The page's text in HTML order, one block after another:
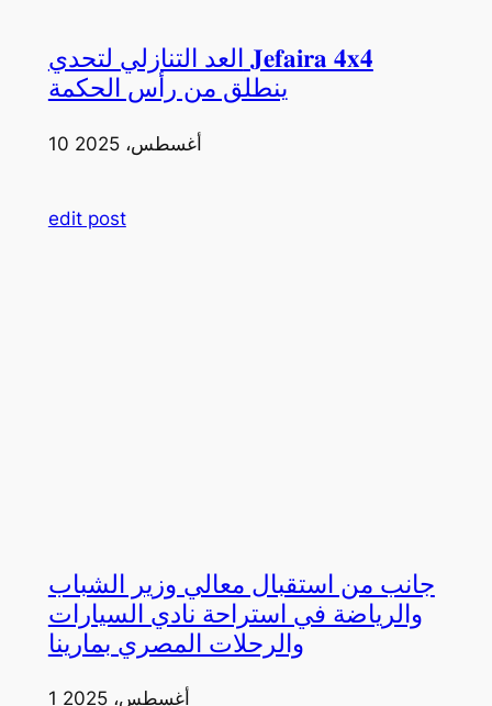
العد التنازلي لتحدي 𝐉𝐞𝐟𝐚𝐢𝐫𝐚 𝟒𝐱𝟒
ينطلق من رأس الحكمة
10 أغسطس، 2025
edit post
جانب من استقبال معالي وزير الشباب
والرياضة في استراحة نادي السيارات
والرحلات المصري بمارينا
1 أغسطس، 2025